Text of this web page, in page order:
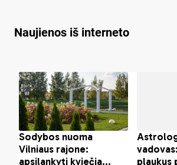
Telšiuose
Naujienos iš interneto